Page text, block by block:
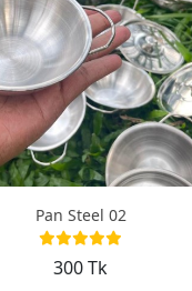
Pan Steel 02
300 Tk